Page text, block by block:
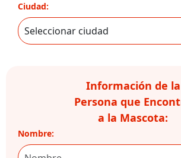
Ciudad:
Información de la
Persona que
a la Mascota:
Nombre: